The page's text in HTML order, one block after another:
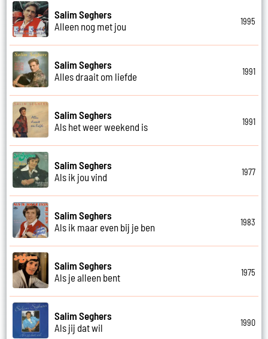
Salim Seghers
Alleen nog met jou
1995
Salim Seghers
Alles draait om liefde
1991
Salim Seghers
Als het weer weekend is
1991
Salim Seghers
Als ik jou vind
1977
Salim Seghers
Als ik maar even bij je ben
1983
Salim Seghers
Als je alleen bent
1975
Salim Seghers
Als jij dat wil
1990